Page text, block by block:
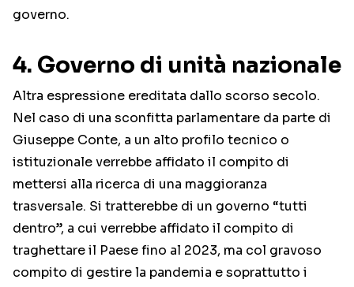
governo.
4. Governo di unità nazionale
Altra espressione ereditata dallo scorso secolo.
Nel caso di una sconfitta parlamentare da parte di
Giuseppe Conte, a un alto profilo tecnico o
istituzionale verrebbe affidato il compito di
mettersi alla ricerca di una maggioranza
trasversale. Si tratterebbe di un governo “tutti
dentro”, a cui verrebbe affidato il compito di
traghettare il Paese fino al 2023, ma col gravoso
compito di gestire la pandemia e soprattutto i